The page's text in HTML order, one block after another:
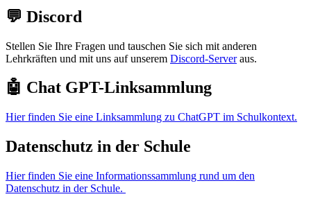
💬 Discord
Stellen Sie Ihre Fragen und tauschen Sie sich mit anderen
Lehrkräften und mit uns auf unserem Discord-Serveraus.
🤖 Chat GPT-Linksammlung
Hier finden Sie eine Linksammlung zu ChatGPT im Schulkontext.
Datenschutz in der Schule
Hier finden Sie eine Informationssammlung rund um den
Datenschutz in der Schule.